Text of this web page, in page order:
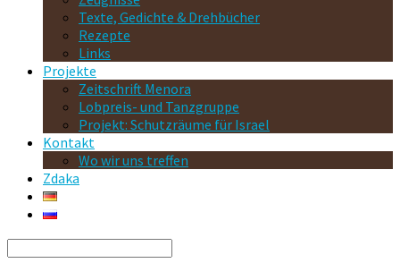
Texte, Gedichte & Drehbücher
Rezepte
Links
Projekte
Zeitschrift Menora
Lobpreis- und Tanzgruppe
Projekt: Schutzräume für Israel
Kontakt
Wo wir uns treffen
Zdaka
Search